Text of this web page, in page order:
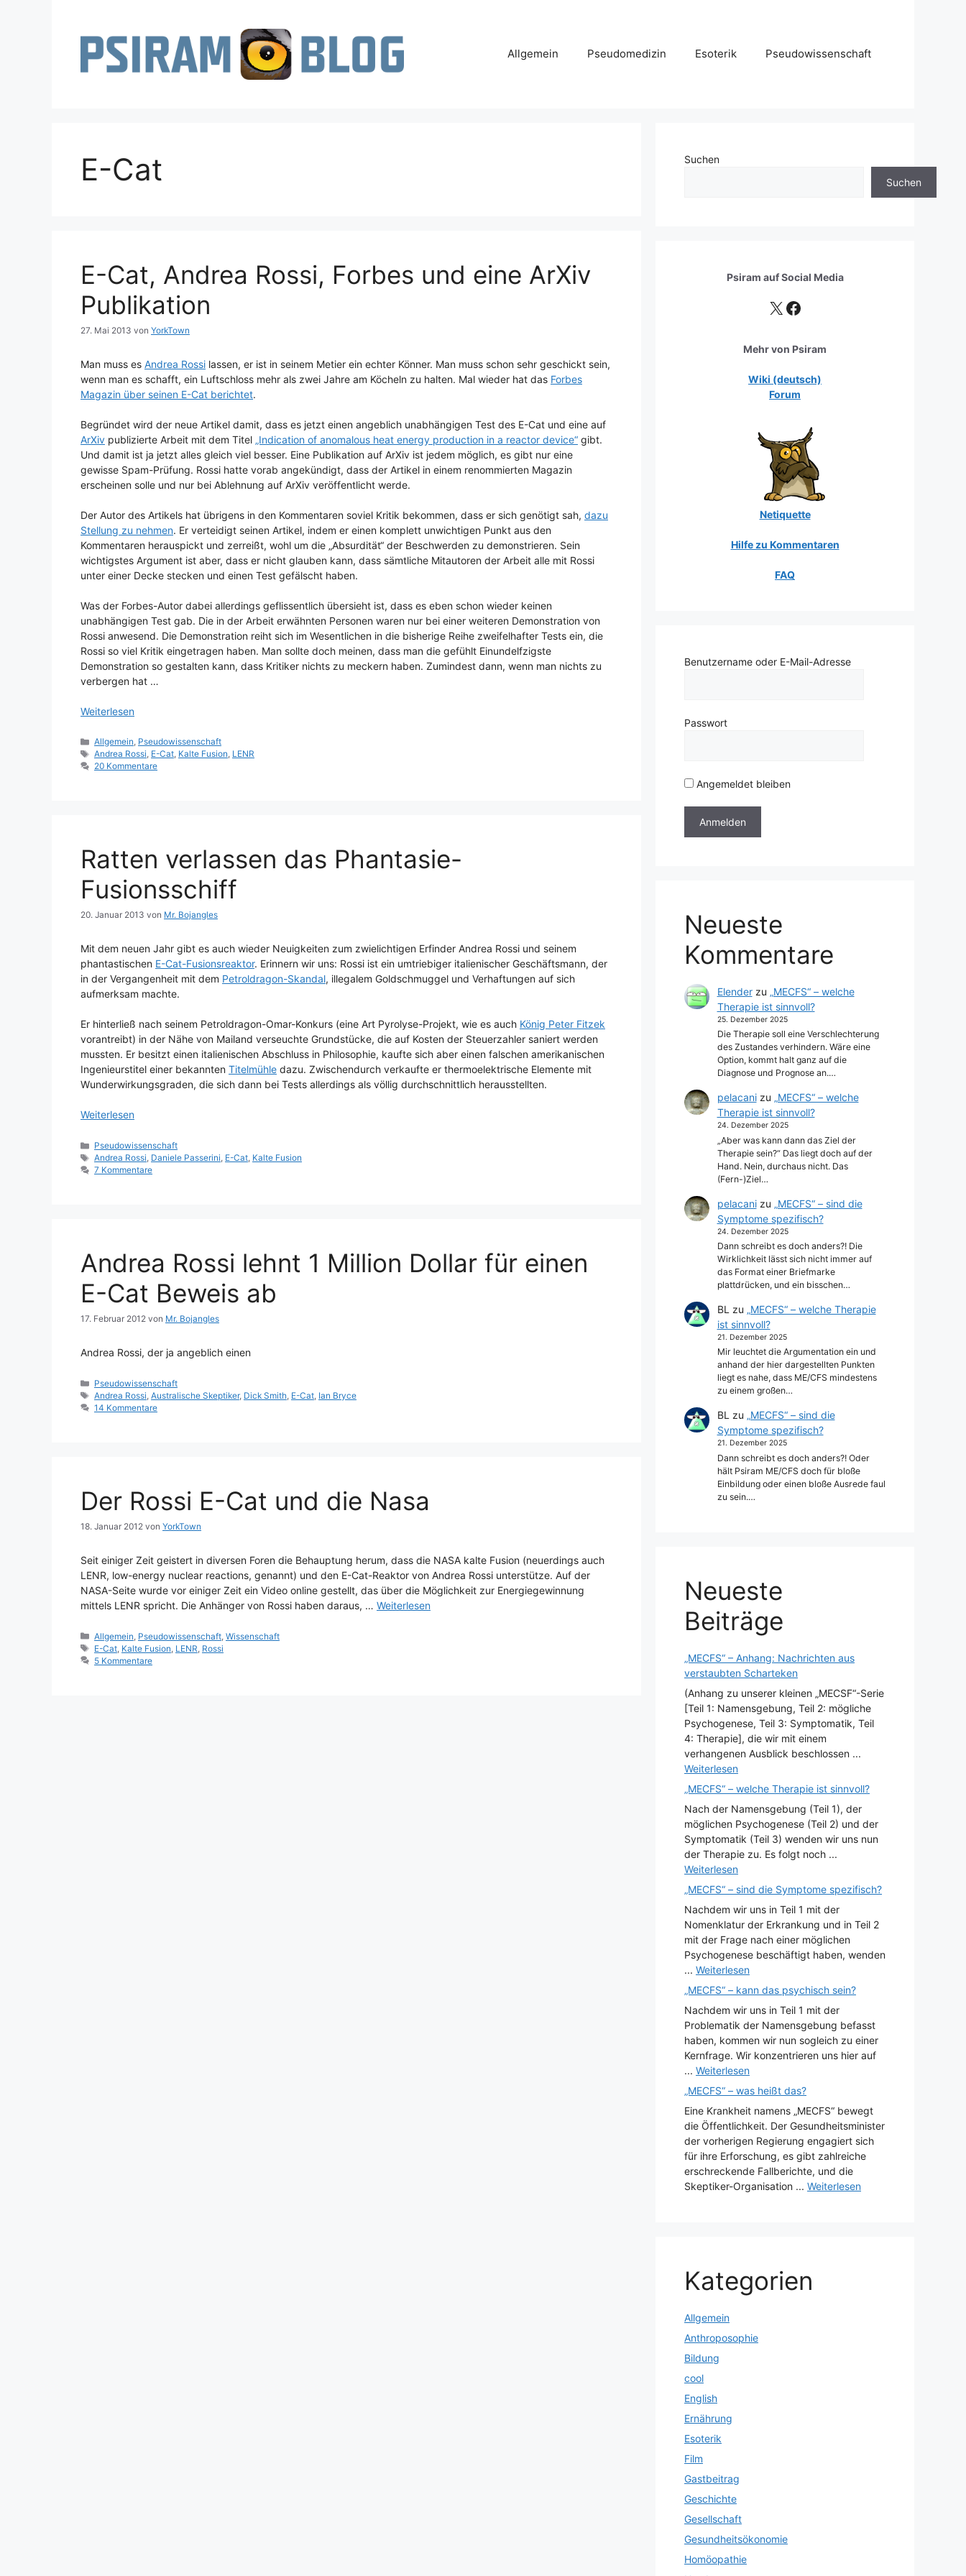
Allgemein Pseudomedizin Esoterik Pseudowissenschaft
E-Cat
E-Cat, Andrea Rossi, Forbes und eine ArXiv
Publikation
27. Mai 2013 von YorkTown
Man muss es Andrea Rossi lassen, er ist in seinem Metier ein echter Könner. Man muss schon sehr geschickt sein,
wenn man es schafft, ein Luftschloss mehr als zwei Jahre am Köcheln zu halten. Mal wieder hat das Forbes
Magazin über seinen E-Cat berichtet.
Begründet wird der neue Artikel damit, dass es jetzt einen angeblich unabhängigen Test des E-Cat und eine auf
ArXiv publizierte Arbeit mit dem Titel „Indication of anomalous heat energy production in a reactor device“ gibt.
Und damit ist ja jetzt alles gleich viel besser. Eine Publikation auf ArXiv ist jedem möglich, es gibt nur eine
gewisse Spam-Prüfung. Rossi hatte vorab angekündigt, dass der Artikel in einem renommierten Magazin
erscheinen solle und nur bei Ablehnung auf ArXiv veröffentlicht werde.
Der Autor des Artikels hat übrigens in den Kommentaren soviel Kritik bekommen, dass er sich genötigt sah, dazu
Stellung zu nehmen. Er verteidigt seinen Artikel, indem er einen komplett unwichtigen Punkt aus den
Kommentaren herauspickt und zerreißt, wohl um die „Absurdität“ der Beschwerden zu demonstrieren. Sein
wichtigstes Argument ist aber, dass er nicht glauben kann, dass sämtliche Mitautoren der Arbeit alle mit Rossi
unter einer Decke stecken und einen Test gefälscht haben.
Was der Forbes-Autor dabei allerdings geflissentlich übersieht ist, dass es eben schon wieder keinen
unabhängigen Test gab. Die in der Arbeit erwähnten Personen waren nur bei einer weiteren Demonstration von
Rossi anwesend. Die Demonstration reiht sich im Wesentlichen in die bisherige Reihe zweifelhafter Tests ein, die
Rossi so viel Kritik eingetragen haben. Man sollte doch meinen, dass man die gefühlt Einundelfzigste
Demonstration so gestalten kann, dass Kritiker nichts zu meckern haben. Zumindest dann, wenn man nichts zu
verbergen hat …
Weiterlesen
Kategorien
Allgemein, Pseudowissenschaft
Schlagwörter
Andrea Rossi, E-Cat, Kalte Fusion, LENR
20 Kommentare
Ratten verlassen das Phantasie-
Fusionsschiff
20. Januar 2013 von Mr. Bojangles
Mit dem neuen Jahr gibt es auch wieder Neuigkeiten zum zwielichtigen Erfinder Andrea Rossi und seinem
phantastischen E-Cat-Fusionsreaktor. Erinnern wir uns: Rossi ist ein umtriebiger italienischer Geschäftsmann, der
in der Vergangenheit mit dem Petroldragon-Skandal, illegalem Goldschmuggel und Verhaftungen auf sich
aufmerksam machte.
Er hinterließ nach seinem Petroldragon-Omar-Konkurs (eine Art Pyrolyse-Projekt, wie es auch König Peter Fitzek
vorantreibt) in der Nähe von Mailand verseuchte Grundstücke, die auf Kosten der Steuerzahler saniert werden
mussten. Er besitzt einen italienischen Abschluss in Philosophie, kaufte sich aber einen falschen amerikanischen
Ingenieurstitel einer bekannten Titelmühle dazu. Zwischendurch verkaufte er thermoelektrische Elemente mit
Wunderwirkungsgraden, die sich dann bei Tests allerdings als völlig durchschnittlich herausstellten.
Weiterlesen
Kategorien
Pseudowissenschaft
Schlagwörter
Andrea Rossi, Daniele Passerini, E-Cat, Kalte Fusion
7 Kommentare
Andrea Rossi lehnt 1 Million Dollar für einen
E-Cat Beweis ab
17. Februar 2012 von Mr. Bojangles
Andrea Rossi, der ja angeblich einen
Kategorien
Pseudowissenschaft
Schlagwörter
Andrea Rossi ,Australische Skeptiker, Dick Smith E-Cat Ian Bryce
14 Kommentare
Der Rossi E-Cat und die Nasa
18. Januar 2012 von YorkTown
Seit einiger Zeit geistert in diversen Foren die Behauptung herum, dass die NASA kalte Fusion (neuerdings auch
LENR, low-energy nuclear reactions, genannt) und den E-Cat-Reaktor von Andrea Rossi unterstütze. Auf der
NASA-Seite wurde vor einiger Zeit ein Video online gestellt, das über die Möglichkeit zur Energiegewinnung
mittels LENR spricht. Die Anhänger von Rossi haben daraus, … Weiterlesen
Kategorien
Allgemein Pseudowissenschaft ,Wissenschaft
Schlagwörter
E-Cat Kalte Fusion LENR Rossi
5 Kommentare
Suchen
Suchen
Psiram aufSocial Media
X Facebook
Mehr von Psiram
Wiki (deutsch)
Forum
Netiquette
Hilfe zu Kommentaren
FAQ
Benutzername oder E-Mail-Adresse
Passwort
Angemeldet bleiben
Neueste
Kommentare
Elenderzu „MECFS“ – welche
Therapie ist sinnvoll?
25. Dezember 2025
Die Therapie soll eine Verschlechterung
des Zustandes verhindern. Wäre eine
Option, kommt halt ganz auf die
Diagnose und Prognose an.…
pelacanizu „MECFS“ – welche
Therapie ist sinnvoll?
24. Dezember 2025
„Aber was kann dann das Ziel der
Therapie sein?“ Das liegt doch auf der
Hand. Nein, durchaus nicht. Das
(Fern-)Ziel…
pelacanizu „MECFS“ – sind die
Symptome spezifisch?
24. Dezember 2025
Dann schreibt es doch anders?! Die
Wirklichkeit lässt sich nicht immer auf
das Format einer Briefmarke
plattdrücken, und ein bisschen…
BL zu „MECFS“ – welche Therapie
ist sinnvoll?
21. Dezember 2025
Mir leuchtet die Argumentation ein und
anhand der hier dargestellten Punkten
liegt es nahe, dass ME/CFS mindestens
zu einem großen…
BL zu „MECFS“ – sind die
Symptome spezifisch?
21. Dezember 2025
Dann schreibt es doch anders?! Oder
hält Psiram ME/CFS doch für bloße
Einbildung oder einen bloße Ausrede faul
zu sein.…
Neueste
Beiträge
„MECFS“ – Anhang: Nachrichten aus
verstaubten Scharteken
(Anhang zu unserer kleinen „MECSF“-Serie
[Teil 1: Namensgebung, Teil 2: mögliche
Psychogenese, Teil 3: Symptomatik, Teil
4: Therapie], die wir mit einem
verhangenen Ausblick beschlossen ...
Weiterlesen
„MECFS“ – welche Therapie ist sinnvoll?
Nach der Namensgebung (Teil 1), der
möglichen Psychogenese (Teil 2) und der
Symptomatik (Teil 3) wenden wir uns nun
der Therapie zu. Es folgt noch ...
Weiterlesen
„MECFS“ – sind die Symptome spezifisch?
Nachdem wir uns in Teil 1 mit der
Nomenklatur der Erkrankung und in Teil 2
mit der Frage nach einer möglichen
Psychogenese beschäftigt haben, wenden
... Weiterlesen
„MECFS“ – kann das psychisch sein?
Nachdem wir uns in Teil 1 mit der
Problematik der Namensgebung befasst
haben, kommen wir nun sogleich zu einer
Kernfrage. Wir konzentrieren uns hier auf
... Weiterlesen
„MECFS“ – was heißt das?
Eine Krankheit namens „MECFS“ bewegt
die Öffentlichkeit. Der Gesundheitsminister
der vorherigen Regierung engagiert sich
für ihre Erforschung, es gibt zahlreiche
erschreckende Fallberichte, und die
Skeptiker-Organisation ... Weiterlesen
Kategorien
Allgemein
Anthroposophie
Bildung
cool
English
Ernährung
Esoterik
Film
Gastbeitrag
Geschichte
Gesellschaft
Gesundheitsökonomie
Homöopathie